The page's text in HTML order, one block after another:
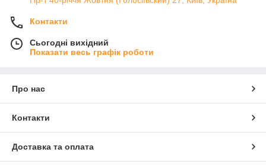
Контакти
Сьогодні вихідний
Показати весь графік роботи
Про нас
Контакти
Доставка та оплата